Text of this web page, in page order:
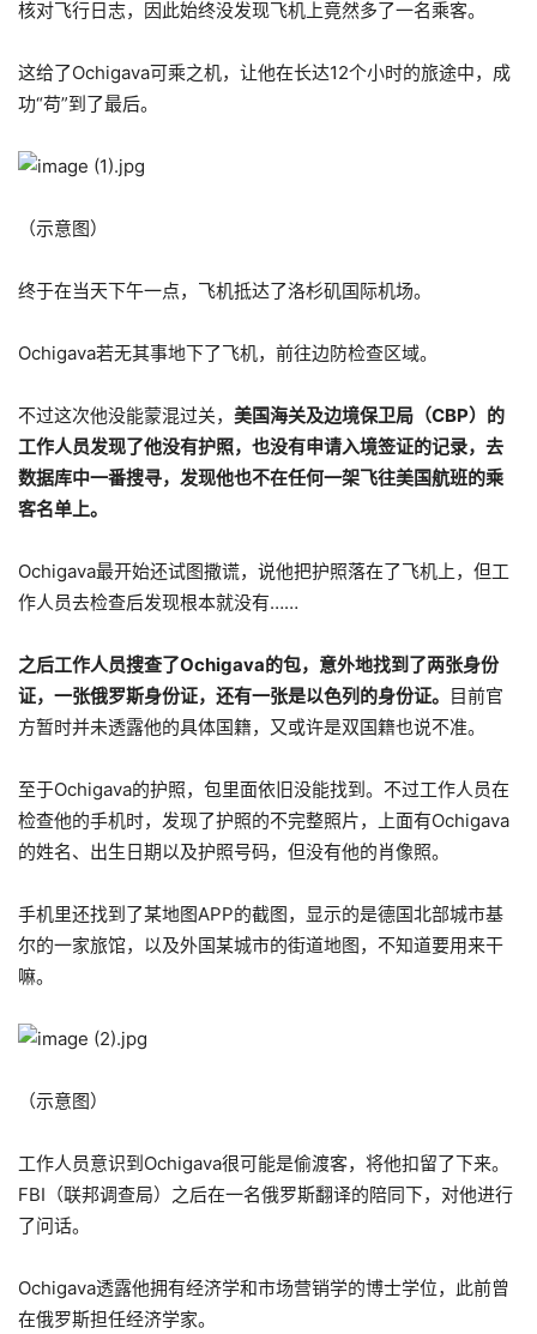
核对飞行日志，因此始终没发现飞机上竟然多了一名乘客。
这给了Ochigava可乘之机，让他在长达12个小时的旅途中，成
功“苟”到了最后。
（示意图）
终于在当天下午一点，飞机抵达了洛杉矶国际机场。
Ochigava若无其事地下了飞机，前往边防检查区域。
不过这次他没能蒙混过关， 美国海关及边境保卫局（CBP）的
工作人员发现了他没有护照，也没有申请入境签证的记录，去
数据库中一番搜寻，发现他也不在任何一架飞往美国航班的乘
客名单上。
Ochigava最开始还试图撒谎，说他把护照落在了飞机上，但工
作人员去检查后发现根本就没有……
之后工作人员搜查了Ochigava的包，意外地找到了两张身份
证，一张俄罗斯身份证，还有一张是以色列的身份证。 目前官
方暂时并未透露他的具体国籍，又或许是双国籍也说不准。
至于Ochigava的护照，包里面依旧没能找到。不过工作人员在
检查他的手机时，发现了护照的不完整照片，上面有Ochigava
的姓名、出生日期以及护照号码，但没有他的肖像照。
手机里还找到了某地图APP的截图，显示的是德国北部城市基
尔的一家旅馆，以及外国某城市的街道地图，不知道要用来干
嘛。
（示意图）
工作人员意识到Ochigava很可能是偷渡客，将他扣留了下来。
FBI（联邦调查局）之后在一名俄罗斯翻译的陪同下，对他进行
了问话。
Ochigava透露他拥有经济学和市场营销学的博士学位，此前曾
在俄罗斯担任经济学家。